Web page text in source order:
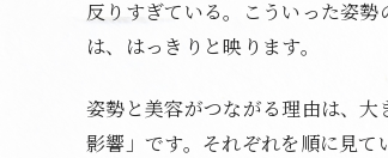
反りすぎている。こういった姿
は、はっきりと映ります。
姿勢と美容がつながる理由は、
影響」です。それぞれを順に見て